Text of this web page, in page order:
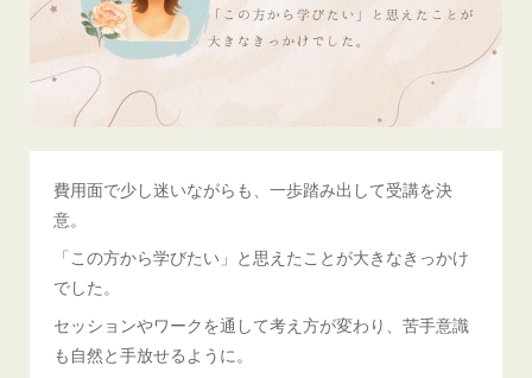
費用面で少し迷いながらも、一歩踏み出して受講を決
意。
「この方から学びたい」と思えたことが大きなきっかけ
でした。
セッションやワークを通して考え方が変わり、苦手意識
も自然と手放せるように。